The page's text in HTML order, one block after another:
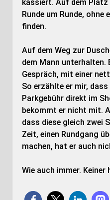
kassiert. Auf dem Platz
Runde um Runde, ohne
finden.
Auf dem Weg zur
dem Mann unterhalten.
Gespräch, mit einer
So erzählte er mir, dass
Parkgebühr direkt im
bekommt er nicht mit.
dass diese gleich zwei
Zeit, einen Rundgang
machen, hat er auch
Wie auch immer. Keiner